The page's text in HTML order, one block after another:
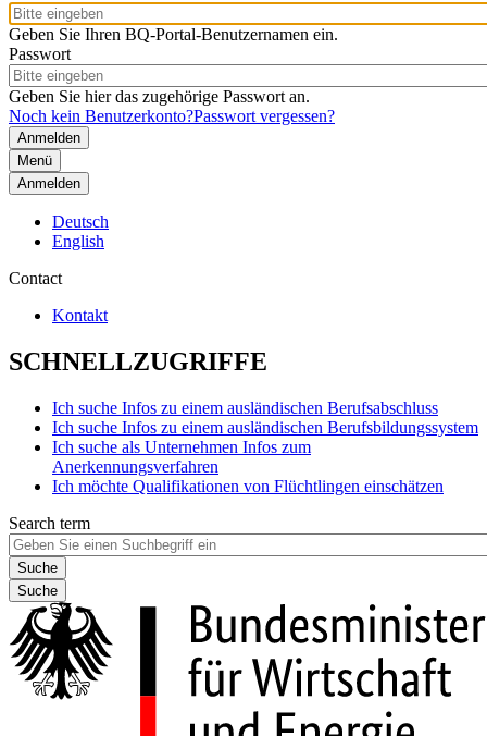
Geben Sie Ihren BQ-Portal-Benutzernamen ein.
Passwort
Geben Sie hier das zugehörige Passwort an.
Noch kein Benutzerkonto?Passwort vergessen?
Menü
Anmelden
Deutsch
English
Contact
Kontakt
SCHNELLZUGRIFFE
Ich suche Infos zu einem ausländischen Berufsabschluss
Ich suche Infos zu einem ausländischen Berufsbildungssystem
Ich suche als Unternehmen Infos zum
Anerkennungsverfahren
Ich möchte Qualifikationen von Flüchtlingen einschätzen
Search term
Suche